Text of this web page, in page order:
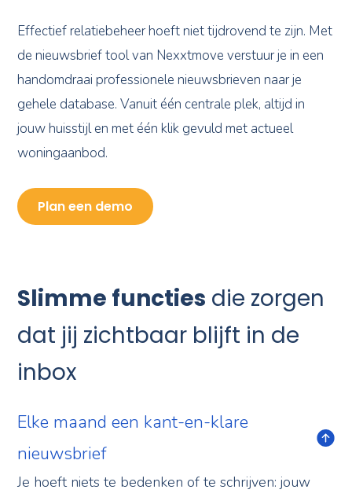
Effectief relatiebeheer hoeft niet tijdrovend te zijn. Met
de nieuwsbrief tool van Nexxtmove verstuur je in een
handomdraai professionele nieuwsbrieven naar je
gehele database. Vanuit één centrale plek, altijd in
jouw huisstijl en met één klik gevuld met actueel
woningaanbod.
Plan een demo
Slimme functies die zorgen
dat jij zichtbaar blijft in de
inbox
Elke maand een kant-en-klare
nieuwsbrief
Je hoeft niets te bedenken of te schrijven: jouw